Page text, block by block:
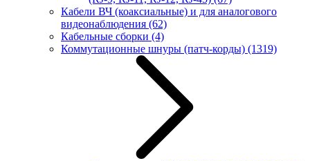
Кабели ВЧ (коаксиальные) и для аналогового
видеонаблюдения (62)
Кабельные сборки (4)
Коммутационные шнуры (патч-корды) (1319)